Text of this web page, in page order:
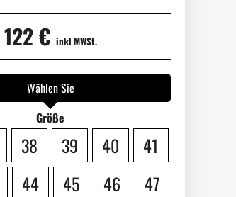
122 € inkl MWSt.
Wählen Sie
Größe
38 39 40
41
44 45 46 47